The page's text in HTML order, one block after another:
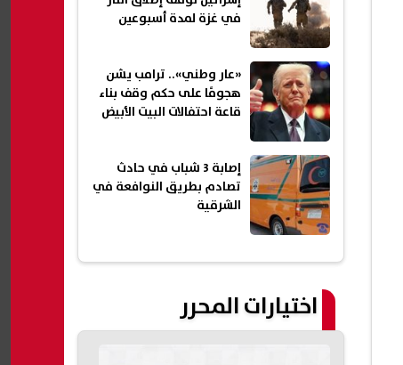
في غزة لمدة أسبوعين
«عار وطني».. ترامب يشن
هجومًا على حكم وقف بناء
قاعة احتفالات البيت الأبيض
إصابة 3 شباب في حادث
تصادم بطريق النوافعة في
الشرقية
اختيارات المحرر